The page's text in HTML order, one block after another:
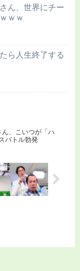
ん、世界にチー
ｗｗ
ら人生終了する
ん、こいつが「ハ
バトル勃発